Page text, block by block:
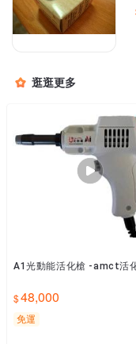
逛逛更多
A1光動能活化槍 -amct活
48,000
免運